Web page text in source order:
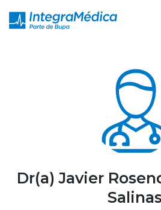
Especialidades y Servicios
Telemedicina Blua
Dr(a) Javier